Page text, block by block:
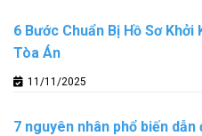
6 Bước Chuẩn Bị Hồ Sơ
Tòa Án
11/11/2025
7 nguyên nhân phổ biến